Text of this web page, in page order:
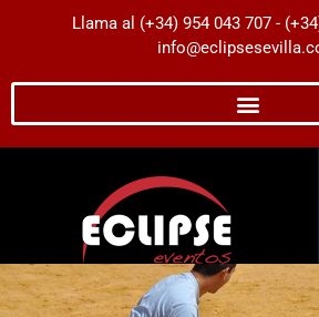
Llama al (+34) 954 043 707 -